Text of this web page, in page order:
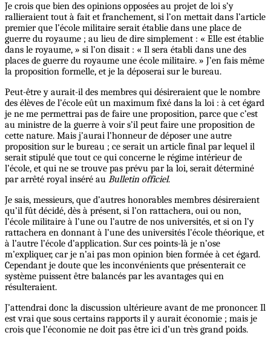
Je crois que bien des opinions opposées au projet de loi s’y
rallieraient tout à fait et franchement, si l’on mettait dans l’article
premier que l’école militaire serait établie dans une place de
guerre du royaume ; au lieu de dire simplement : « Elle est établie
dans le royaume, » si l’on disait : « Il sera établi dans une des
places de guerre du royaume une école militaire. » J’en fais même
la proposition formelle, et je la déposerai sur le bureau.
Peut-être y aurait-il des membres qui désireraient que le nombre
des élèves de l’école eût un maximum fixé dans la loi : à cet égard
je ne me permettrai pas de faire une proposition, parce que c’est
au ministre de la guerre à voir s’il peut faire une proposition de
cette nature. Mais j’aurai l’honneur de déposer une autre
proposition sur le bureau ; ce serait un article final par lequel il
serait stipulé que tout ce qui concerne le régime intérieur de
l’école, et qui ne se trouve pas prévu par la loi, serait déterminé
par arrêté royal inséré au Bulletin officiel.
Je sais, messieurs, que d’autres honorables membres désireraient
qu’il fût décidé, dès à présent, si l’on rattachera, oui ou non,
l’école militaire à l’une ou l’autre de nos universités, et si on l’y
rattachera en donnant à l’une des universités l’école théorique, et
à l’autre l’école d’application. Sur ces points-là je n’ose
m’expliquer, car je n’ai pas mon opinion bien formée à cet égard.
Cependant je doute que les inconvénients que présenterait ce
système puissent être balancés par les avantages qui en
résulteraient.
J’attendrai donc la discussion ultérieure avant de me prononcer. Il
est vrai que sous certains rapports il y aurait économie ; mais je
crois que l’économie ne doit pas être ici d’un très grand poids.